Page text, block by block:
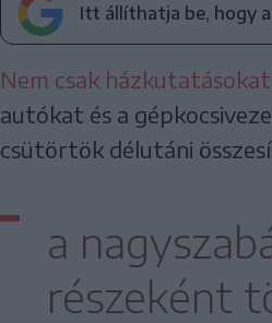
Itt állíthatja be, hogy
Nem csak
autókat és a
csütörtök délutáni
a
részeként